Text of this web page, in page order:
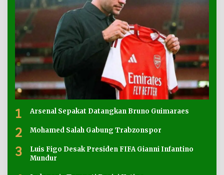
1 Arsenal Sepakat Datangkan Bruno Guimaraes
2 Mohamed Salah Gabung Trabzonspor
3
Luis Figo Desak Presiden FIFA Gianni Infantino
Mundur